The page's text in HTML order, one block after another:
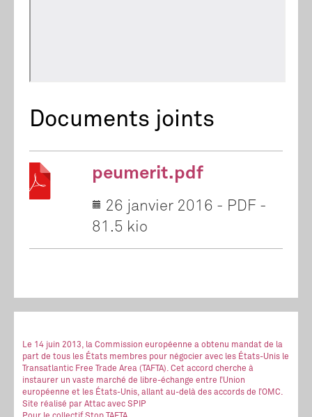
Documents joints
peumerit.pdf
26 janvier 2016 - PDF -
81.5 kio
Le 14 juin 2013, la Commission européenne a obtenu mandat de la
part de tous les États membres pour négocier avec les États-Unis le
Transatlantic Free Trade Area (TAFTA). Cet accord cherche à
instaurer un vaste marché de libre-échange entre l’Union
européenne et les États-Unis, allant au-delà des accords de l’OMC.
Site réalisé par Attac avec SPIP